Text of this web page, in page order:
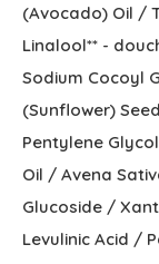
(Avocado) Oil /
Linalool** -
Sodium Cocoyl
(Sunflower)
Pentylene
Oil / Avena
Glucoside /
Levulinic Acid /